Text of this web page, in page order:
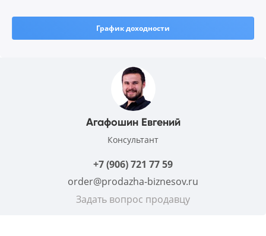
График доходности
Агафошин Евгений
Консультант
+7 (906) 721 77 59
order@prodazha-biznesov.ru
Задать вопрос продавцу